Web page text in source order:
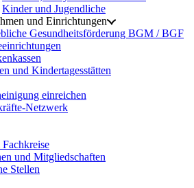
Kinder und Jugendliche
und Einrichtungen
Gesundheitsförderung BGM / BGF
und Kindertagesstätten
einreichen
Netzwerk
und Mitgliedschaften
Stellen